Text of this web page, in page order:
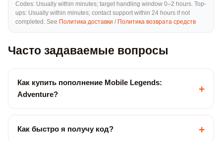
Codes: Usually within minutes; target handling window 0–2 hours. Top-
ups: Usually within minutes; contact support within 24 hours if not
completed. See Политика доставки / Политика возврата средств
Часто задаваемые вопросы
Как купить пополнение Mobile Legends:
Adventure?
+
Как быстро я получу код? +